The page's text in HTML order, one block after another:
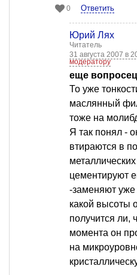
0 Ответить
Юрий Лях
Читатель
31 августа 2007 в
модератору
еще вопросец
То уже
маслянный
тоже на
Я так понял -
втираются в
цементируют
-заменяют
какой высоты
получится ли,
момента он
на